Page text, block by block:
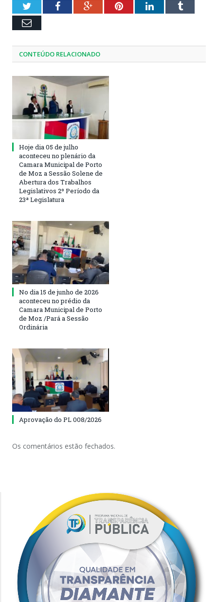
TwitterFacebookGoogle+PinterestLinkedInTumblr
Email
CONTEÚDO RELACIONADO
Hoje dia 05 de julho
aconteceu no plenário da
Camara Municipal de Porto
de Moz a Sessão Solene de
Abertura dos Trabalhos
Legislativos 2º Período da
23ª Legislatura
No dia 15 de junho de 2026
aconteceu no prédio da
Camara Municipal de Porto
de Moz /Pará a Sessão
Ordinária
Aprovação do PL 008/2026
Os comentários estão fechados.